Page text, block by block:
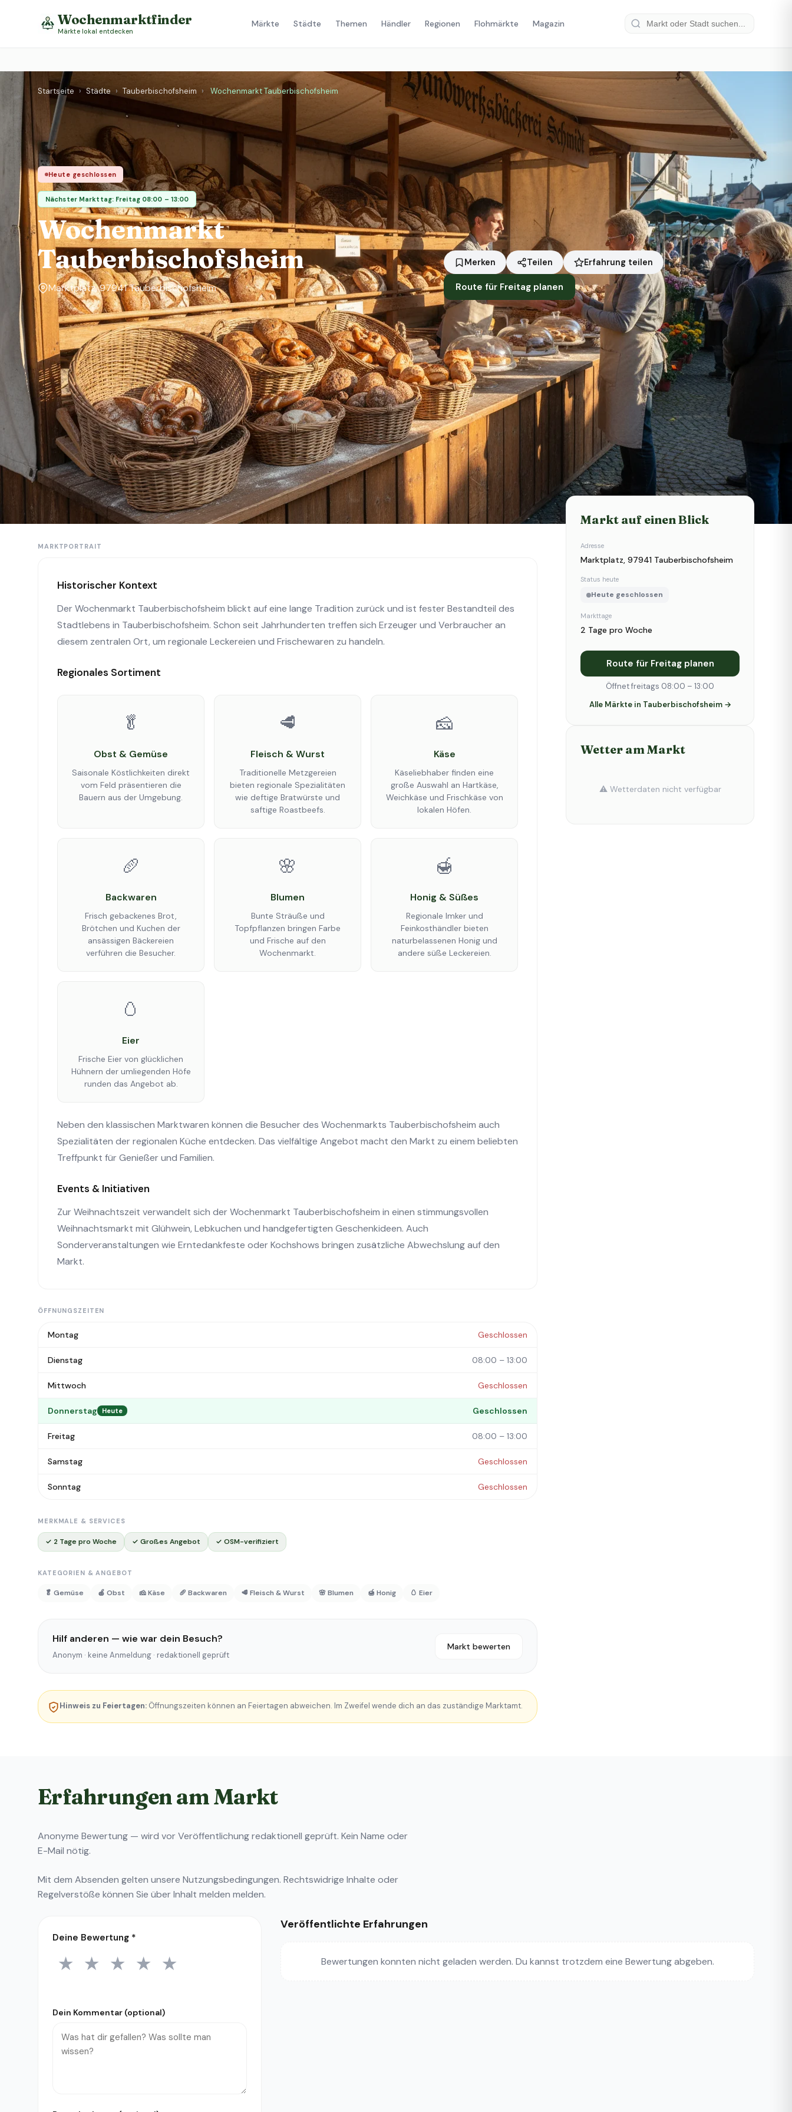
Wochenmarktfinder
Märkte lokal entdecken
Märkte Städte Themen Händler Regionen Flohmärkte Magazin
Startseite › Städte › Tauberbischofsheim › Wochenmarkt Tauberbischofsheim
Heute geschlossen
Nächster Markttag: Freitag 08:00 – 13:00
Wochenmarkt
Tauberbischofsheim
Marktplatz, 97941 Tauberbischofsheim
Merken Teilen Erfahrung teilen
Route für Freitag planen
Markttage
Dienstag, Freitag
Standort
Tauberbischofsheim
Status heute
Heute geschlossen
Über den Markt Händler
MARKTPORTRAIT
Historischer Kontext
Der Wochenmarkt Tauberbischofsheim blickt auf eine lange Tradition zurück und ist fester Bestandteil des
Stadtlebens in Tauberbischofsheim. Schon seit Jahrhunderten treffen sich Erzeuger und Verbraucher an
diesem zentralen Ort, um regionale Leckereien und Frischewaren zu handeln.
Regionales Sortiment
🥬
Obst & Gemüse
Saisonale Köstlichkeiten direkt
vom Feld präsentieren die
Bauern aus der Umgebung.
🥩
Fleisch & Wurst
Traditionelle Metzgereien
bieten regionale Spezialitäten
wie deftige Bratwürste und
saftige Roastbeefs.
🧀
Käse
Käseliebhaber finden eine
große Auswahl an Hartkäse,
Weichkäse und Frischkäse von
lokalen Höfen.
🥖
Backwaren
Frisch gebackenes Brot,
Brötchen und Kuchen der
ansässigen Bäckereien
verführen die Besucher.
🌸
Blumen
Bunte Sträuße und
Topfpflanzen bringen Farbe
und Frische auf den
Wochenmarkt.
🍯
Honig & Süßes
Regionale Imker und
Feinkosthändler bieten
naturbelassenen Honig und
andere süße Leckereien.
🥚
Eier
Frische Eier von glücklichen
Hühnern der umliegenden Höfe
runden das Angebot ab.
Neben den klassischen Marktwaren können die Besucher des Wochenmarkts Tauberbischofsheim auch
Spezialitäten der regionalen Küche entdecken. Das vielfältige Angebot macht den Markt zu einem beliebten
Treffpunkt für Genießer und Familien.
Events & Initiativen
Zur Weihnachtszeit verwandelt sich der Wochenmarkt Tauberbischofsheim in einen stimmungsvollen
Weihnachtsmarkt mit Glühwein, Lebkuchen und handgefertigten Geschenkideen. Auch
Sonderveranstaltungen wie Erntedankfeste oder Kochshows bringen zusätzliche Abwechslung auf den
Markt.
ÖFFNUNGSZEITEN
Montag Geschlossen
Dienstag 08:00 – 13:00
Mittwoch Geschlossen
Donnerstag Heute Geschlossen
Freitag 08:00 – 13:00
Samstag Geschlossen
Sonntag Geschlossen
MERKMALE & SERVICES
✓ 2 Tage pro Woche ✓ Großes Angebot ✓ OSM-verifiziert
KATEGORIEN & ANGEBOT
🥬 Gemüse 🍎 Obst 🧀 Käse 🥖 Backwaren 🥩 Fleisch & Wurst 🌸 Blumen 🍯 Honig 🥚 Eier
Hilf anderen — wie war dein Besuch?
Anonym · keine Anmeldung · redaktionell geprüft
Markt bewerten
Hinweis zu Feiertagen: Öffnungszeiten können an Feiertagen abweichen. Im Zweifel wende dich an das zuständige Marktamt.
Markt auf einen Blick
Adresse
Marktplatz, 97941 Tauberbischofsheim
Status heute
Heute geschlossen
Markttage
2 Tage pro Woche
Route für Freitag planen
Öffnet freitags 08:00 – 13:00
Alle Märkte in Tauberbischofsheim →
Wetter am Markt
⚠️ Wetterdaten nicht verfügbar
Erfahrungen am Markt
Anonyme Bewertung — wird vor Veröffentlichung redaktionell geprüft. Kein Name oder
E-Mail nötig.
Mit dem Absenden gelten unsere Nutzungsbedingungen. Rechtswidrige Inhalte oder
Regelverstöße können Sie überInhalt melden melden.
Deine Bewertung *
1 Stern
★ 2 Sterne
★ 3 Sterne
★ 4 Sterne
★ 5 Sterne
★
Dein Kommentar (optional)
Veröffentlichte Erfahrungen
Bewertungen konnten nicht geladen werden. Du kannst trotzdem eine Bewertung abgeben.